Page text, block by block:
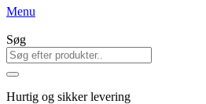
Menu
Søg
Hurtig og sikker levering